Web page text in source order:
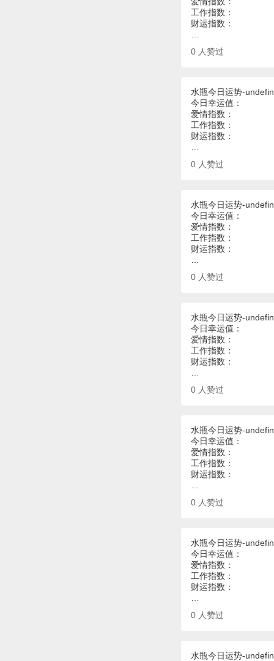
工作指数：
财运指数：
0 人赞过
水瓶今日运势-
今日幸运值：
爱情指数：
工作指数：
财运指数：
0 人赞过
水瓶今日运势-
今日幸运值：
爱情指数：
工作指数：
财运指数：
0 人赞过
水瓶今日运势-
今日幸运值：
爱情指数：
工作指数：
财运指数：
0 人赞过
水瓶今日运势-
今日幸运值：
爱情指数：
工作指数：
财运指数：
0 人赞过
水瓶今日运势-
今日幸运值：
爱情指数：
工作指数：
财运指数：
0 人赞过
水瓶今日运势-